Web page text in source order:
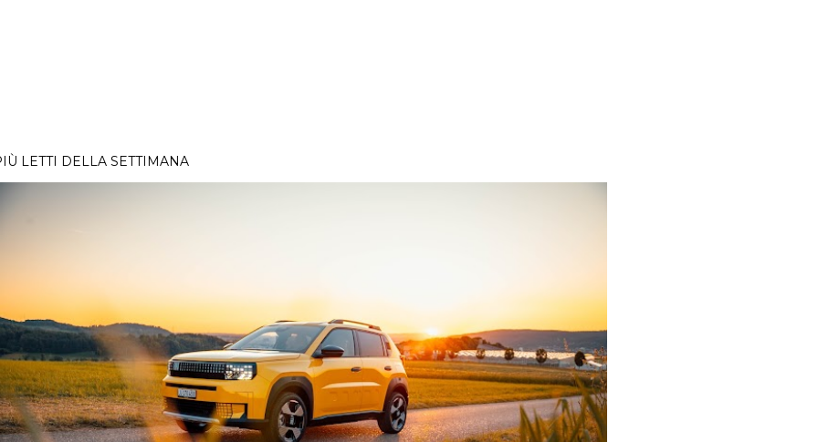
LETTI DELLA SETTIMANA